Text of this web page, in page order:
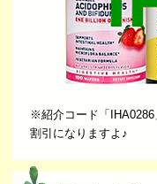
※紹介コード「IHA0286
割引になりますよ♪